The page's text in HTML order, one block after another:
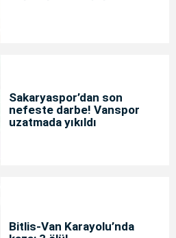
Sakaryaspor’dan son
nefeste darbe! Vanspor
uzatmada yıkıldı
Bitlis-Van Karayolu’nda